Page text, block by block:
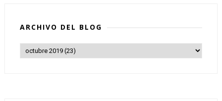
ARCHIVO DEL BLOG